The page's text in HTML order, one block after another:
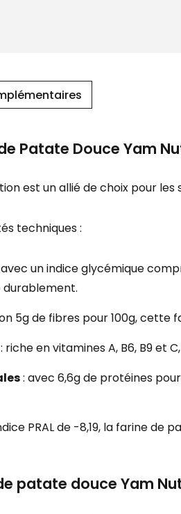
Patate Douce Yam
est un allié de choix pour
techniques :
avec un indice glycémique
durablement.
5g de fibres pour 100g, cette
: riche en vitamines A, B6, B9 et
: avec 6,6g de protéines
PRAL de -8,19, la farine de
patate douce Yam